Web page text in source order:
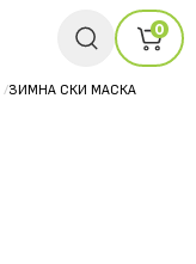
0
/ЗИМНА СКИ МАСКА